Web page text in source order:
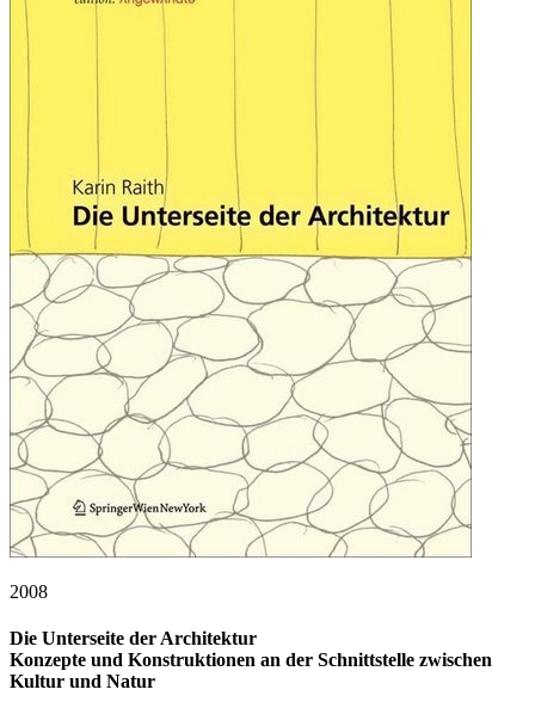
2008
Die Unterseite der Architektur
Konzepte und Konstruktionen an der Schnittstelle zwischen
Kultur und Natur